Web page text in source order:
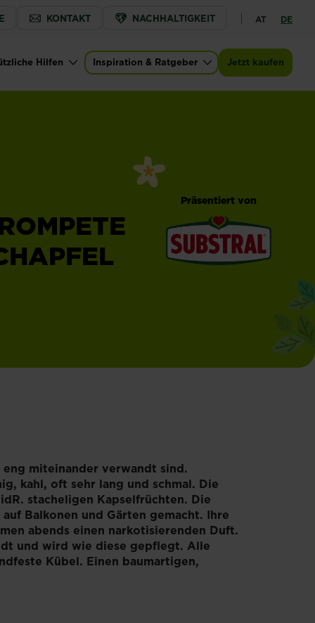
KONTAKT NACHHALTIGKEIT AT DE
Hilfen Inspiration & Ratgeber Jetzt kaufen
Präsentiert von
miteinander verwandt sind.
kahl, oft sehr lang und schmal. Die
stacheligen Kapselfrüchten. Die
Balkonen und Gärten gemacht. Ihre
abends einen narkotisierenden Duft.
und wird wie diese gepflegt. Alle
Kübel. Einen baumartigen,